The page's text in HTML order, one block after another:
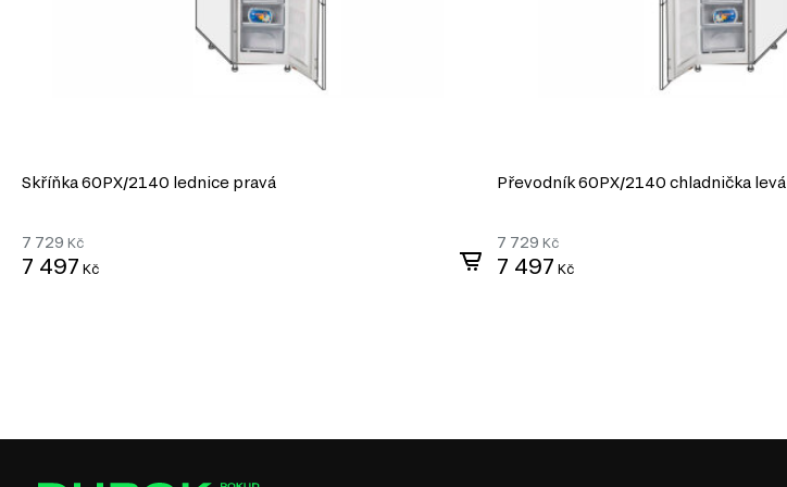
Skříňka 60PХ/2140 lednice pravá
7 729 Kč
7 497 Kč
Převodník 60PХ/2140 chladnička levá
7 729 Kč
7 497 Kč